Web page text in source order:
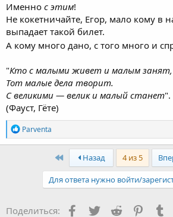
Именно с этим!
Не кокетничайте, Егор, мало кому в
выпадает такой билет.
А кому много дано, с того много и
"Кто с малыми живет и малым занят,
Тот малые дела творит.
С великими — велик и малый станет".
(Фауст, Гёте)
Р
е
а
Parventa
ПервыйНазад 4 из 5
Для ответа нужно войти/
Поделиться: Facebook
TwitterReddit